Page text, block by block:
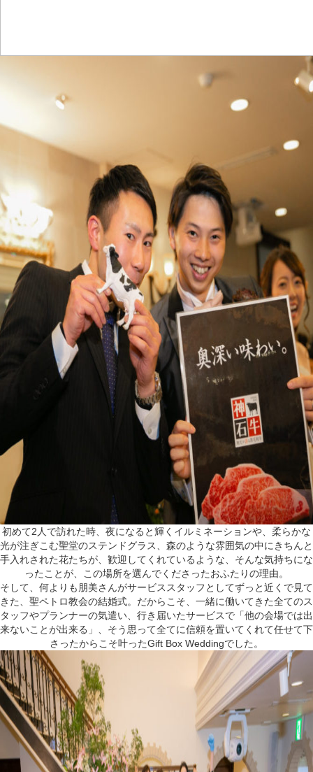
初めて2人で訪れた時、夜になると輝くイルミネーションや、柔らかな
光が注ぎこむ聖堂のステンドグラス、森のような雰囲気の中にきちんと
手入れされた花たちが、歓迎してくれているような、そんな気持ちにな
ったことが、この場所を選んでくださったおふたりの理由。
そして、何よりも朋美さんがサービススタッフとしてずっと近くで見て
きた、聖ペトロ教会の結婚式。だからこそ、一緒に働いてきた全てのス
タッフやプランナーの気遣い、行き届いたサービスで「他の会場では出
来ないことが出来る」、そう思って全てに信頼を置いてくれて任せて下
さったからこそ叶ったGift Box Weddingでした。